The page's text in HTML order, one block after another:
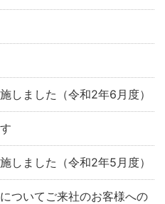
しました（令和2年6月度）
しました（令和2年5月度）
ついてご来社のお客様への